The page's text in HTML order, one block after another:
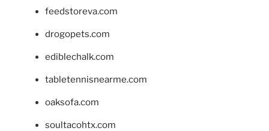
feedstoreva.com
drogopets.com
ediblechalk.com
tabletennisnearme.com
oaksofa.com
soultacohtx.com